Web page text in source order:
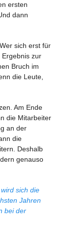
ersten
dann
sich erst für
zur
Bruch im
die Leute,
Am Ende
die Mitarbeiter
an der
die
Deshalb
genauso
sich die
Jahren
bei der